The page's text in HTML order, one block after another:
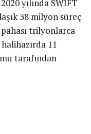
yılında SWIFT
38 milyon süreç
trilyonlarca
11
tarafından